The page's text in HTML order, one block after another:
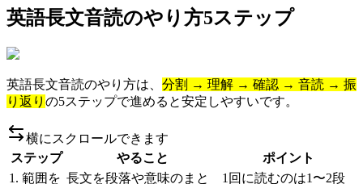
英語長文音読のやり方5ステップ
英語長文音読のやり方は、 分割 → 理解 → 確認 → 音読 → 振
り返り の5ステップで進めると安定しやすいです。
横にスクロールできます
ステップ
やること
ポイント
1. 範囲を 長文を段落や意味のまと
1回に読むのは1〜2段